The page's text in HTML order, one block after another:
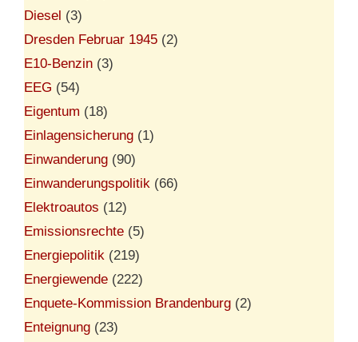
Diesel (3)
Dresden Februar 1945 (2)
E10-Benzin (3)
EEG (54)
Eigentum (18)
Einlagensicherung (1)
Einwanderung (90)
Einwanderungspolitik (66)
Elektroautos (12)
Emissionsrechte (5)
Energiepolitik (219)
Energiewende (222)
Enquete-Kommission Brandenburg (2)
Enteignung (23)